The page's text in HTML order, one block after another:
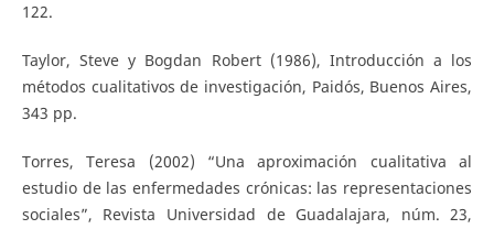
122.
Taylor, Steve y Bogdan Robert (1986), Introducción a los
métodos cualitativos de investigación, Paidós, Buenos Aires,
343 pp.
Torres, Teresa (2002) “Una aproximación cualitativa al
estudio de las enfermedades crónicas: las representaciones
sociales”, Revista Universidad de Guadalajara, núm. 23,